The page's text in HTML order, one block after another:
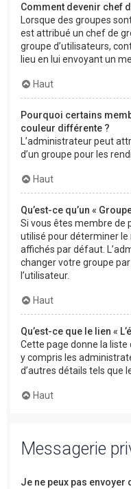
Comment devenir chef
Lorsque des groupes
est attribué un chef de
groupe d’utilisateurs,
lieu en lui envoyant un
Haut
Pourquoi certains
couleur différente ?
L’administrateur peut
d’un groupe pour les
Haut
Qu’est-ce qu’un «
Si vous êtes membre de
utilisé pour déterminer le
affichés par défaut.
changer votre groupe
l’utilisateur.
Haut
Qu’est-ce que le lien «
Cette page donne la liste
y compris les
d’autres détails tels que
Haut
Messagerie
Je ne peux pas envoyer